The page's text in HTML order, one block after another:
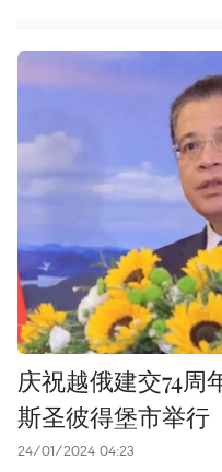
庆祝越俄建交74周
斯圣彼得堡市举行
24/01/2024 04:23